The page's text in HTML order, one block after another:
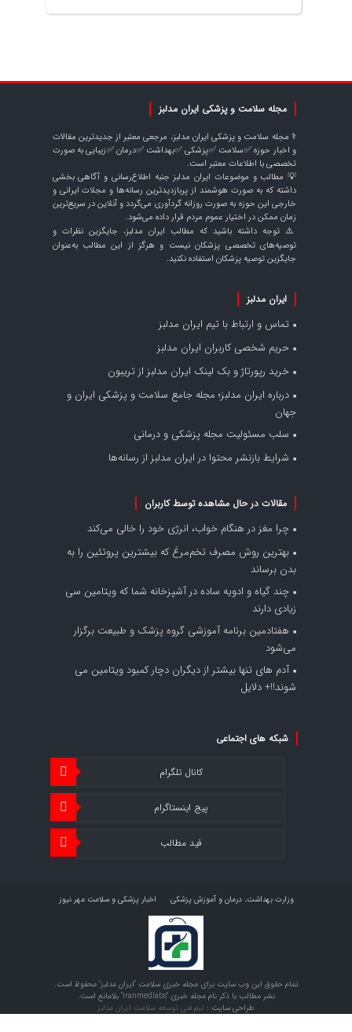
مجله سلامت و پزشکی ایران مدلبز
⚕️ مجله سلامت و پزشکی ایران مدلبز، مرجعی معتبر از جدیدترین مقالات
و اخبار حوزه ✅سلامت ✅پزشکی ✅بهداشت ✅درمان ✅زیبایی به صورت
تخصصی با اطلاعات معتبر است.
💡 مطالب و موضوعات ایران مدلبز جنبه اطلاع‌رسانی و آگاهی بخشی
داشته که به صورت هوشمند از پربازدیدترین رسانه‌ها و مجلات ایرانی و
خارجی این حوزه به صورت روزانه گردآوری می‌گردد و آنلاین در سریع‌ترین
زمان ممکن در اختیار عموم مردم قرار داده می‌شود.
⚠️ توجه داشته باشید که مطالب ایران مدلبز، جایگزین نظرات و
توصیه‌های تخصصی پزشکان نیست و هرگز از این مطالب به‌عنوان
جایگزین توصیه پزشکان استفاده نکنید.
ایران مدلبز
تماس و ارتباط با تیم ایران مدلبز
حریم شخصی کاربران ایران مدلبز
خرید رپورتاژ و بک لینک ایران مدلبز از تریبون
درباره ایران مدلبز؛ مجله جامع سلامت و پزشکی ایران و
جهان
سلب مسئولیت مجله پزشکی و درمانی
شرایط بازنشر محتوا در ایران مدلبز از رسانه‌ها
مقالات در حال مشاهده توسط کاربران
چرا مغز در هنگام خواب، انرژی خود را خالی می‌کند
بهترین روش مصرف تخم‌مرغ که بیشترین پروتئین را به
بدن برساند
چند گیاه و ادویه ساده در آشپزخانه شما که ویتامین سی
زیادی دارند
هفتادمین برنامه آموزشی گروه پزشک و طبیعت برگزار
می‌شود
آدم های تنها بیشتر از دیگران دچار کمبود ویتامین می
شوند!!+ دلایل
شبکه های اجتماعی
کانال تلگرام
پیج اینستاگرام
فید مطالب
وزارت بهداشت، درمان و آموزش پزشکی اخبار پزشکی و سلامت مهر نیوز
اخبار اقتصاد سلامت اقتصاد آنلاین
تمام حقوق این وب سایت برای مجله خبری سلامت "ایران مدلبز" محفوظ است.
نشر مطالب با ذکر نام مجله خبری "iranmedlabs" بلامانع است.
طراحی سایت : تیم فنی توسعه سلامت ایران مدلبز